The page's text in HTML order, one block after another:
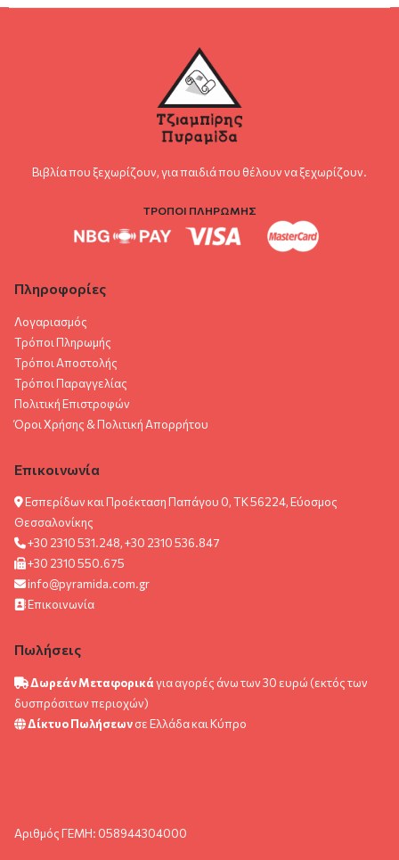
Βιβλία που ξεχωρίζουν, για παιδιά που θέλουν να ξεχωρίζουν.
ΤΡΟΠΟΙ ΠΛΗΡΩΜΗΣ
Πληροφορίες
Λογαριασμός
Τρόποι Πληρωμής
Τρόποι Αποστολής
Τρόποι Παραγγελίας
Πολιτική Επιστροφών
Όροι Χρήσης & Πολιτική Aπορρήτου
Επικοινωνία
Εσπερίδων και Προέκταση Παπάγου 0, ΤΚ 56224, Εύοσμος
Θεσσαλονίκης
+30 2310 531.248, +30 2310 536.847
+30 2310 550.675
info@pyramida.com.gr
Επικοινωνία
Πωλήσεις
Δωρεάν Μεταφορικάγια αγορές άνω των 30 ευρώ (εκτός των
δυσπρόσιτων περιοχών)
Δίκτυο Πωλήσεωνσε Ελλάδα και Κύπρο
Αριθμός ΓΕΜΗ: 058944304000